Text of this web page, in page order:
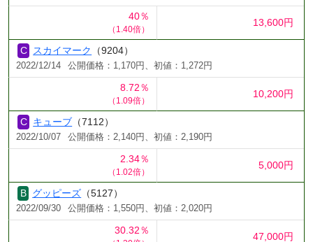
40％
（1.40倍）
13,600円
スカイマーク （9204）
2022/12/14 公開価格：1,170円、初値：1,272円
8.72％
（1.09倍）
10,200円
キューブ （7112）
2022/10/07 公開価格：2,140円、初値：2,190円
2.34％
（1.02倍）
5,000円
グッピーズ （5127）
2022/09/30 公開価格：1,550円、初値：2,020円
30.32％
47,000円